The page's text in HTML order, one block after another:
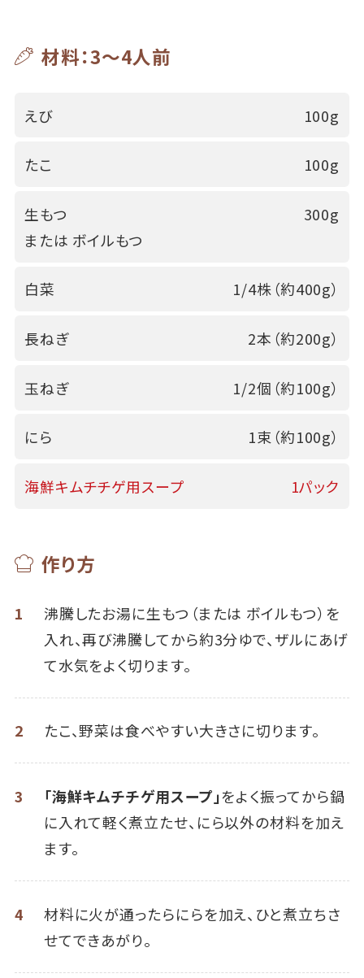
材料：3～4人前
えび 100g
たこ 100g
生もつ
または ボイルもつ
300g
白菜 1/4株（約400g）
長ねぎ 2本（約200g）
玉ねぎ 1/2個（約100g）
にら 1束（約100g）
海鮮キムチチゲ用スープ 1パック
作り方
1
沸騰したお湯に生もつ（または ボイルもつ）を
入れ、再び沸騰してから約3分ゆで、ザルにあげ
て水気をよく切ります。
2 たこ、野菜は食べやすい大きさに切ります。
3 「海鮮キムチチゲ用スープ」をよく振ってから鍋
に入れて軽く煮立たせ、にら以外の材料を加え
ます。
4
材料に火が通ったらにらを加え、ひと煮立ちさ
せてできあがり。